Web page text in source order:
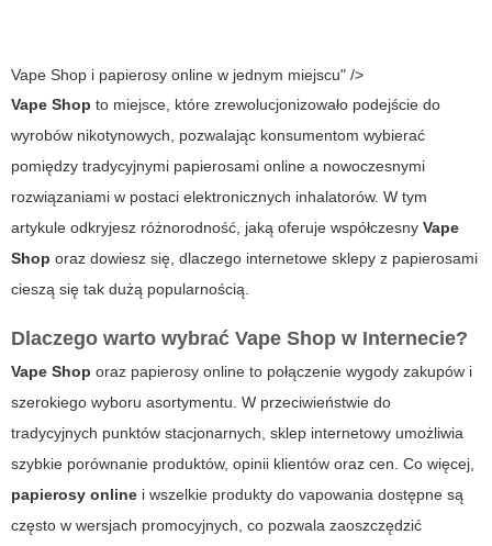
Vape Shop i papierosy online w jednym miejscu" />
Vape Shop to miejsce, które zrewolucjonizowało podejście do
wyrobów nikotynowych, pozwalając konsumentom wybierać
pomiędzy tradycyjnymi papierosami online a nowoczesnymi
rozwiązaniami w postaci elektronicznych inhalatorów. W tym
artykule odkryjesz różnorodność, jaką oferuje współczesny Vape
Shop oraz dowiesz się, dlaczego internetowe sklepy z papierosami
cieszą się tak dużą popularnością.
Dlaczego warto wybrać Vape Shop w Internecie?
Vape Shop oraz papierosy online to połączenie wygody zakupów i
szerokiego wyboru asortymentu. W przeciwieństwie do
tradycyjnych punktów stacjonarnych, sklep internetowy umożliwia
szybkie porównanie produktów, opinii klientów oraz cen. Co więcej,
papierosy online i wszelkie produkty do vapowania dostępne są
często w wersjach promocyjnych, co pozwala zaoszczędzić